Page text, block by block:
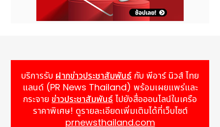
บริการรับ ฝากข่าวประชาสัมพันธ์ กับ พีอาร์ นิวส์ ไทย
แลนด์ (PR News Thailand) พร้อมเผยแพร่และ
กระจาย ข่าวประชาสัมพันธ์ ไปยังสื่อออนไลน์ในเครือ
ราคาพิเศษ! ดูรายละเอียดเพิ่มเติมได้ที่เว็บไซต์
prnewsthailand.com